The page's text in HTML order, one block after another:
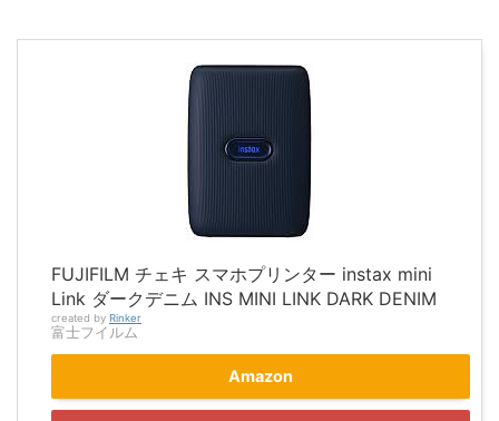
FUJIFILM チェキ スマホプリンター instax mini
Link ダークデニム INS MINI LINK DARK DENIM
created by Rinker
富士フイルム
Amazon